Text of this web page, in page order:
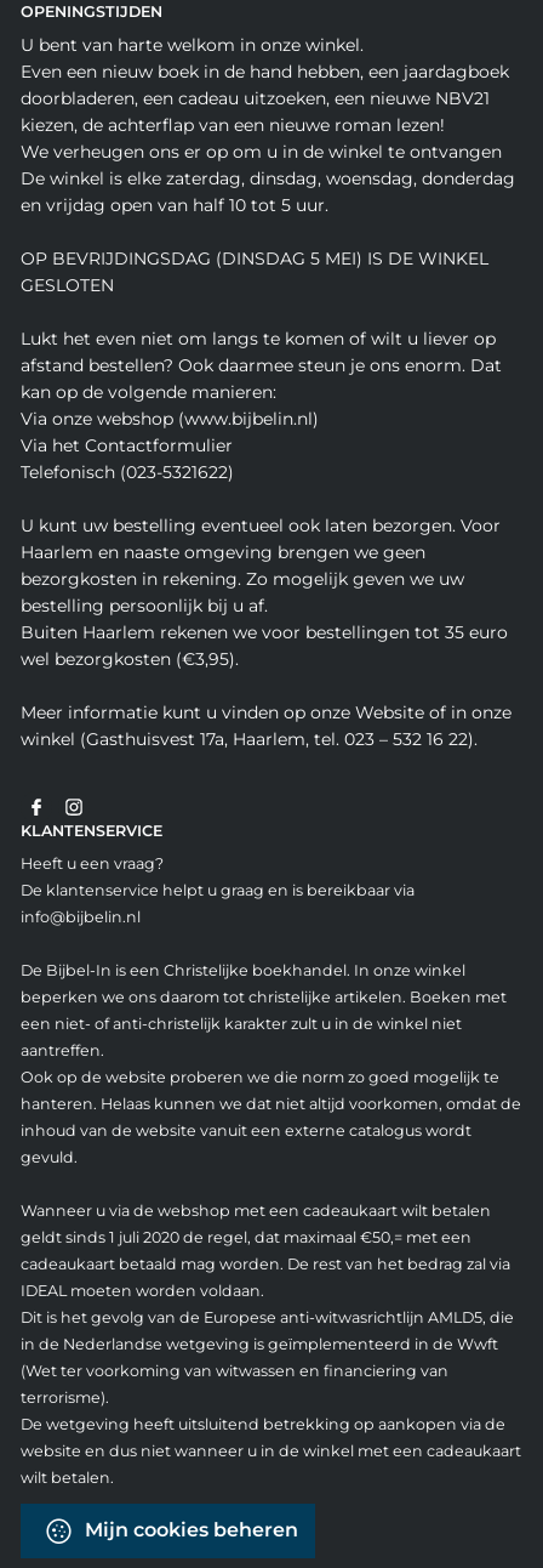
OPENINGSTIJDEN
U bent van harte welkom in onze winkel.
Even een nieuw boek in de hand hebben, een jaardagboek
doorbladeren, een cadeau uitzoeken, een nieuwe NBV21
kiezen, de achterflap van een nieuwe roman lezen!
We verheugen ons er op om u in de winkel te ontvangen
De winkel is elke zaterdag, dinsdag, woensdag, donderdag
en vrijdag open van half 10 tot 5 uur.
OP BEVRIJDINGSDAG (DINSDAG 5 MEI) IS DE WINKEL
GESLOTEN
Lukt het even niet om langs te komen of wilt u liever op
afstand bestellen? Ook daarmee steun je ons enorm. Dat
kan op de volgende manieren:
Via onze webshop (www.bijbelin.nl)
Via het Contactformulier
Telefonisch (023-5321622)
U kunt uw bestelling eventueel ook laten bezorgen. Voor
Haarlem en naaste omgeving brengen we geen
bezorgkosten in rekening. Zo mogelijk geven we uw
bestelling persoonlijk bij u af.
Buiten Haarlem rekenen we voor bestellingen tot 35 euro
wel bezorgkosten (€3,95).
Meer informatie kunt u vinden op onze Website of in onze
winkel (Gasthuisvest 17a, Haarlem, tel. 023 – 532 16 22).
KLANTENSERVICE
Heeft u een vraag?
De klantenservice helpt u graag en is bereikbaar via
info@bijbelin.nl
De Bijbel-In is een Christelijke boekhandel. In onze winkel
beperken we ons daarom tot christelijke artikelen. Boeken met
een niet- of anti-christelijk karakter zult u in de winkel niet
aantreffen.
Ook op de website proberen we die norm zo goed mogelijk te
hanteren. Helaas kunnen we dat niet altijd voorkomen, omdat de
inhoud van de website vanuit een externe catalogus wordt
gevuld.
Wanneer u via de webshop met een cadeaukaart wilt betalen
geldt sinds 1 juli 2020 de regel, dat maximaal €50,= met een
cadeaukaart betaald mag worden. De rest van het bedrag zal via
IDEAL moeten worden voldaan.
Dit is het gevolg van de Europese anti-witwasrichtlijn AMLD5, die
in de Nederlandse wetgeving is geïmplementeerd in de Wwft
(Wet ter voorkoming van witwassen en financiering van
terrorisme).
De wetgeving heeft uitsluitend betrekking op aankopen via de
website en dus niet wanneer u in de winkel met een cadeaukaart
wilt betalen.
Mijn cookies beheren